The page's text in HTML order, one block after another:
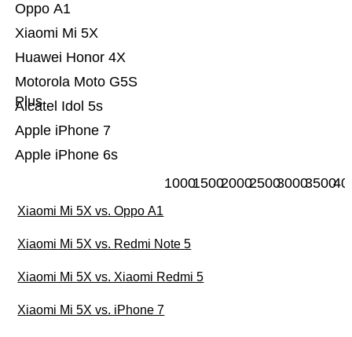
Apple iPhone 6s
Apple iPhone 7
Alcatel Idol 5s
Motorola Moto G5S
Plus
Huawei Honor 4X
Xiaomi Mi 5X
Oppo A1
100015002000250030003500
Xiaomi Mi 5X vs. Oppo A1
Xiaomi Mi 5X vs. Redmi Note 5
Xiaomi Mi 5X vs. Xiaomi Redmi 5
Xiaomi Mi 5X vs. iPhone 7